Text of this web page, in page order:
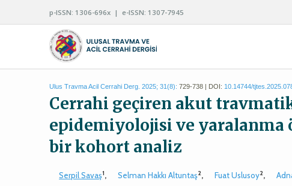
p-ISSN: 1306-696x | e-ISSN: 1307-7945
Ulus Travma Acil Cerrahi Derg. 2025; 31(8): 729-738 | DOI: 10.14744/
Cerrahi geçiren akut
epidemiyolojisi ve yaralanma
bir kohort analiz
Serpil Savaş1, Selman Hakkı Altuntaş2, Fuat Uslusoy2,